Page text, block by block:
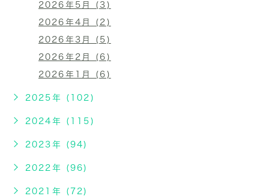
2026年5月 (3)
2026年4月 (2)
2026年3月 (5)
2026年2月 (6)
2026年1月 (6)
2025年 (102)
2024年 (115)
2023年 (94)
2022年 (96)
2021年 (72)